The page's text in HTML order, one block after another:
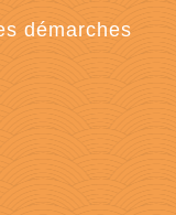
démarches